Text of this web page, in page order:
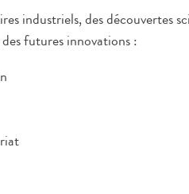
industriels, des
futures innovations :